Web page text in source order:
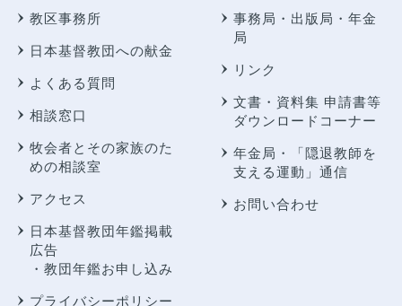
教区事務所
日本基督教団への献金
よくある質問
相談窓口
牧会者とその家族のた
めの相談室
アクセス
日本基督教団年鑑掲載
広告
・教団年鑑お申し込み
プライバシーポリシー
事務局・出版局・年金
局
リンク
文書・資料集 申請書等
ダウンロードコーナー
年金局・
「隠退教師を
支える運動」通信
お問い合わせ